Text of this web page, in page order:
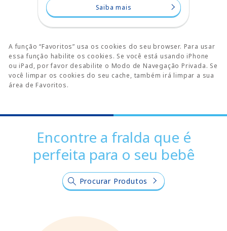
Saiba mais
A função “Favoritos” usa os cookies do seu browser. Para usar
essa função habilite os cookies. Se você está usando iPhone
ou iPad, por favor desabilite o Modo de Navegação Privada. Se
você limpar os cookies do seu cache, também irá limpar a sua
área de Favoritos.
Encontre a fralda que é
perfeita para o seu bebê
Procurar Produtos